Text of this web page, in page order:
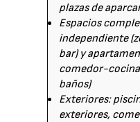
plazas de
Espacios
independiente
bar) y
comedor-
baños)
Exteriores:
exteriores,